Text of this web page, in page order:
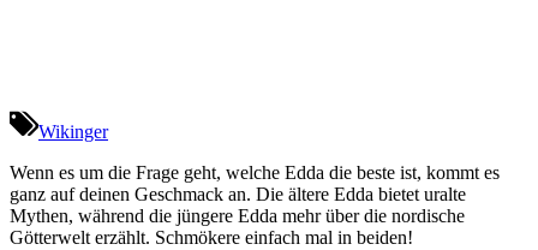
Wikinger
Wenn es um die Frage geht, welche Edda die beste ist, kommt es
ganz auf deinen Geschmack an. Die ältere Edda bietet uralte
Mythen, während die jüngere Edda mehr über die nordische
Götterwelt erzählt. Schmökere einfach mal in beiden!